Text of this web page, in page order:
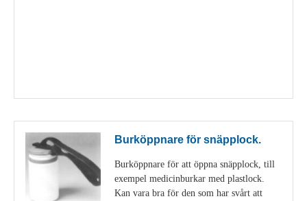
Burköppnare för snäpplock.
Burköppnare för att öppna snäpplock, till
exempel medicinburkar med plastlock.
Kan vara bra för den som har svårt att